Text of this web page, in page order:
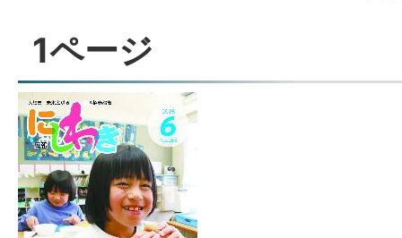
1ページ